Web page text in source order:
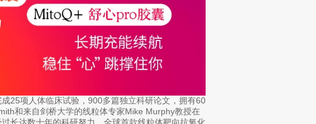
25项人体临床试验，900多篇独立科研论文，拥有60
和来自剑桥大学的线粒体专家Mike Murphy教授在
长达数十年的科研努力，全球首款线粒体靶向抗氧化